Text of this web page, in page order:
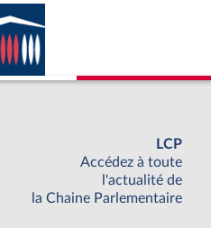
LCP
Accédez à toute
l'actualité de
la Chaine Parlementaire